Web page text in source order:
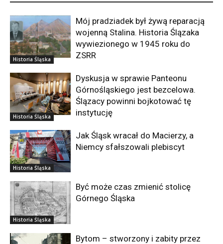
Historia Śląska
Mój pradziadek był żywą reparacją
wojenną Stalina. Historia Ślązaka
wywiezionego w 1945 roku do
ZSRR
Historia Śląska
Dyskusja w sprawie Panteonu
Górnośląskiego jest bezcelowa.
Ślązacy powinni bojkotować tę
instytucję
Historia Śląska
Jak Śląsk wracał do Macierzy, a
Niemcy sfałszowali plebiscyt
Historia Śląska
Być może czas zmienić stolicę
Górnego Śląska
Bytom – stworzony i zabity przez